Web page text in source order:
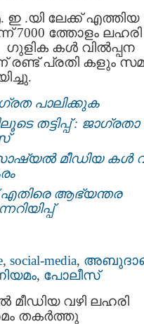
.യി ലേക്ക് എത്തിയ
7000 ത്തോളം ലഹരി
ഗുളിക കള്‍ വില്‍പ്പന
രണ്ട് പ്രതി കളും
പാലിക്കുക
തട്ടിപ്പ് : ജാഗ്രതാ
മീഡിയ കൾ
എതിരെ ആഭ്യന്തര
, social-media,
, പോലീസ്
വഴി ലഹരി
തകര്‍ത്തു